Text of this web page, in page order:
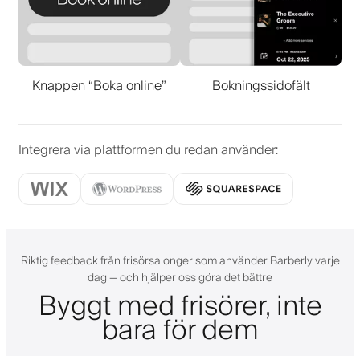
Knappen “Boka online” Bokningssidofält
Integrera via plattformen du redan använder:
Riktig feedback från frisörsalonger som använder Barberly varje
dag — och hjälper oss göra det bättre
Byggt med frisörer, inte
bara för dem